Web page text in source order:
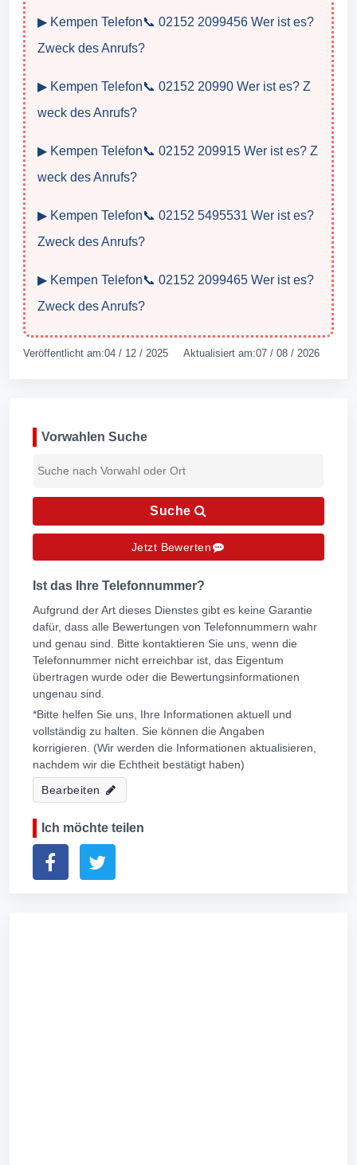
▶ Kempen Telefon📞 02152 2099456 Wer ist es?
Zweck des Anrufs?
▶ Kempen Telefon📞 02152 20990 Wer ist es? Z
weck des Anrufs?
▶ Kempen Telefon📞 02152 209915 Wer ist es? Z
weck des Anrufs?
▶ Kempen Telefon📞 02152 5495531 Wer ist es?
Zweck des Anrufs?
▶ Kempen Telefon📞 02152 2099465 Wer ist es?
Zweck des Anrufs?
Veröffentlicht am:04 / 12 / 2025 Aktualisiert am:07 / 08 / 2026
Vorwahlen Suche
Suche
Jetzt Bewerten
Ist das Ihre Telefonnummer?
Aufgrund der Art dieses Dienstes gibt es keine Garantie
dafür, dass alle Bewertungen von Telefonnummern wahr
und genau sind. Bitte kontaktieren Sie uns, wenn die
Telefonnummer nicht erreichbar ist, das Eigentum
übertragen wurde oder die Bewertungsinformationen
ungenau sind.
*Bitte helfen Sie uns, Ihre Informationen aktuell und
vollständig zu halten. Sie können die Angaben
korrigieren. (Wir werden die Informationen aktualisieren,
nachdem wir die Echtheit bestätigt haben)
Bearbeiten
Ich möchte teilen